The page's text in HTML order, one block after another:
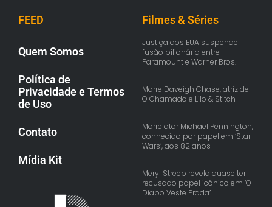
FEED
Quem Somos
Política de
Privacidade e Termos
de Uso
Contato
Mídia Kit
Filmes & Séries
Justiça dos EUA suspende
fusão bilionária entre
Paramount e Warner Bros.
Morre Daveigh Chase, atriz de
O Chamado e Lilo & Stitch
Morre ator Michael Pennington,
conhecido por papel em ‘Star
Wars’, aos 82 anos
Meryl Streep revela quase ter
recusado papel icônico em ‘O
Diabo Veste Prada’